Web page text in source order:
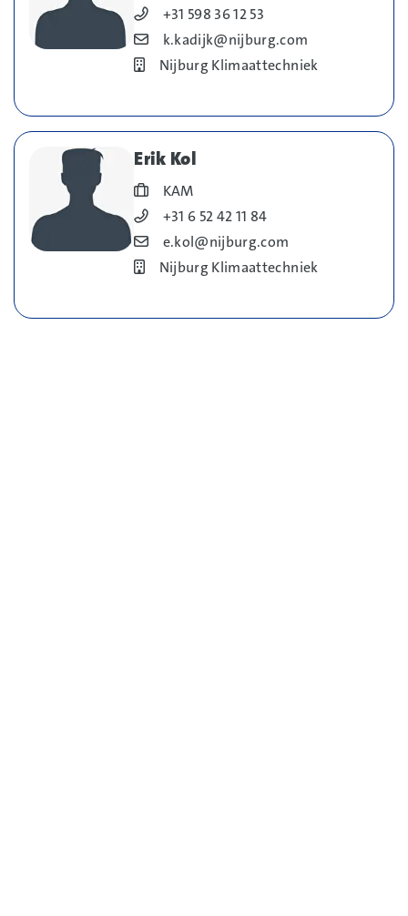
Blog_field_Telefoonnummer
+31 598 36 12 53
Blog_field_E-mail
k.kadijk@nijburg.com
BedrijfNijburg Klimaattechniek
Erik Kol
Blog_field_Functie
KAM
Blog_field_Telefoonnummer
+31 6 52 42 11 84
Blog_field_E-mail
e.kol@nijburg.com
BedrijfNijburg Klimaattechniek